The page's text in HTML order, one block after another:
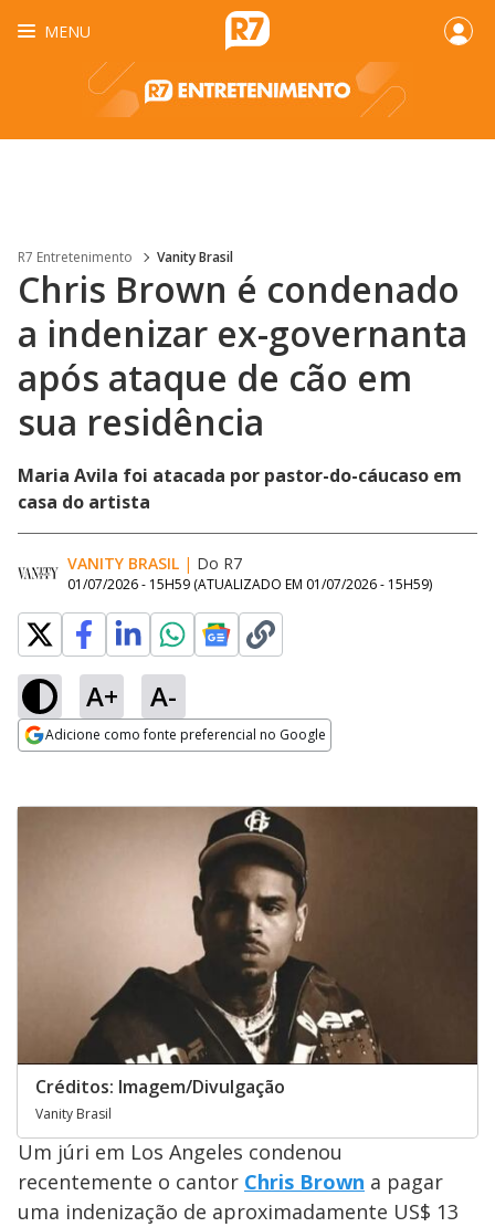
MENU
R7 Entretenimento Vanity Brasil
Chris Brown é condenado
a indenizar ex-governanta
após ataque de cão em
sua residência
Maria Avila foi atacada por pastor-do-cáucaso em
casa do artista
VANITY BRASIL | Do R7
01/07/2026 - 15H59 (ATUALIZADO EM 01/07/2026 - 15H59)
A+ A-
Adicione como fonte preferencial no Google
Créditos: Imagem/Divulgação
Vanity Brasil
Um júri em Los Angeles condenou
recentemente o cantor Chris Brown a pagar
uma indenização de aproximadamente US$ 13